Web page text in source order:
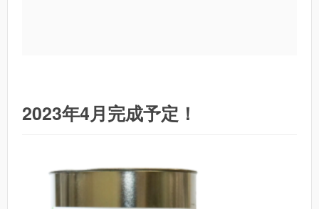
2023年4月完成予定！